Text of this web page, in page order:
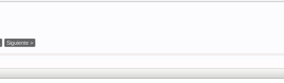
Siguiente >